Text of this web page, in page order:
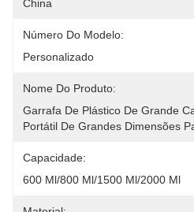
China
Número Do Modelo:
Personalizado
Nome Do Produto:
Garrafa De Plástico De Grande
Portátil De Grandes Dimensões
Capacidade:
600 Ml/800 Ml/1500 Ml/2000 Ml